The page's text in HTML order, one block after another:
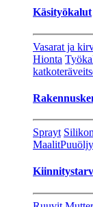
Käsityökalut
Vasarat ja
Hionta
Sprayt
Maalit